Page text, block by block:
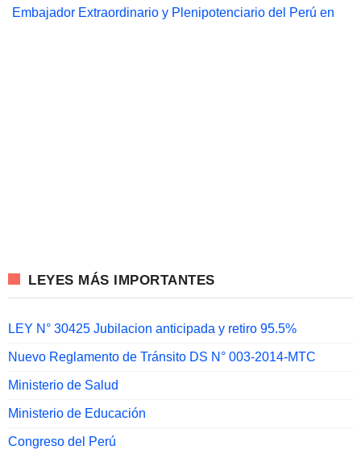
Embajador Extraordinario y Plenipotenciario del Perú en
LEYES MÁS IMPORTANTES
LEY N° 30425 Jubilacion anticipada y retiro 95.5%
Nuevo Reglamento de Tránsito DS N° 003-2014-MTC
Ministerio de Salud
Ministerio de Educación
Congreso del Perú